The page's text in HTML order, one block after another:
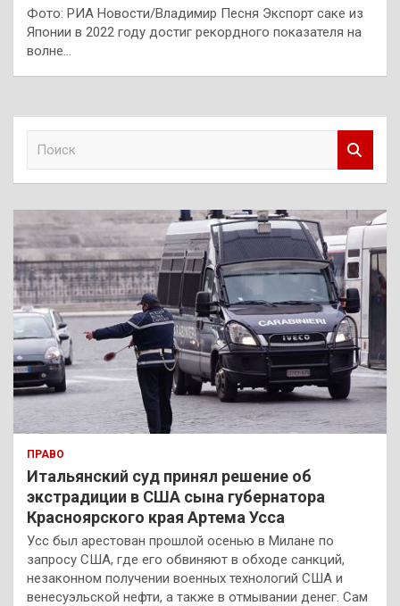
Фото: РИА Новости/Владимир Песня Экспорт саке из
Японии в 2022 году достиг рекордного показателя на
волне…
к
ПРАВО
Итальянский суд принял решение об
экстрадиции в США сына губернатора
Красноярского края Артема Усса
Усс был арестован прошлой осенью в Милане по
запросу США, где его обвиняют в обходе санкций,
незаконном получении военных технологий США и
венесуэльской нефти, а также в отмывании денег. Сам